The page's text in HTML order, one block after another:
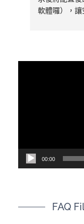
軟體囉），
採訪總公司
00:00
FAQ